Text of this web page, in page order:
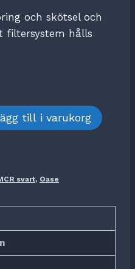
och skötsel och
filtersystem hålls
till i varukorg
svart, Oase